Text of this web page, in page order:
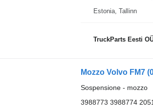
Estonia, Tallinn
TruckParts Eesti
Sospensione - mozzo
3988773 3988774